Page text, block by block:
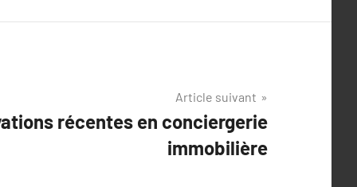
Article suivant
récentes en conciergerie
immobilière